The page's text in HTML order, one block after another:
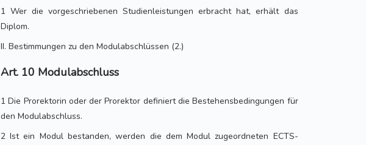
1 Wer die vorgeschriebenen Studienleistungen erbracht hat, erhält das
Diplom.
II. Bestimmungen zu den Modulabschlüssen (2.)
Art. 10 Modulabschluss
1 Die Prorektorin oder der Prorektor definiert die Bestehensbedingungen für
den Modulabschluss.
2 Ist ein Modul bestanden, werden die dem Modul zugeordneten ECTS-